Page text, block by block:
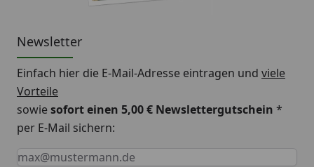
Newsletter
Einfach hier die E-Mail-Adresse eintragen und viele
Vorteile
sowiesofort einen 5,00 € Newslettergutschein *
per E-Mail sichern:
Keine Eingabe erforderlich
Eingabe erforderlich
E-Mail *